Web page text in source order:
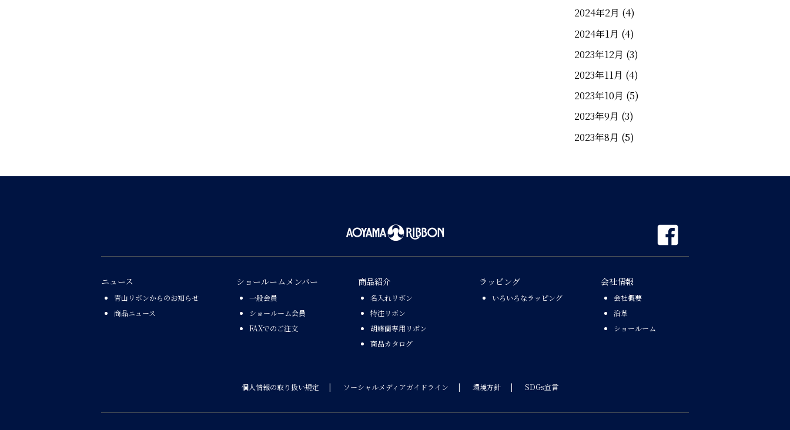
2024年2月 (4)
2024年1月 (4)
2023年12月 (3)
2023年11月 (4)
2023年10月 (5)
2023年9月 (3)
2023年8月 (5)
ニュース
青山リボンからのお知らせ
商品ニュース
ショールームメンバー
一般会員
ショールーム会員
FAXでのご注文
商品紹介
名入れリボン
特注リボン
胡蝶蘭専用リボン
商品カタログ
ラッピング
いろいろなラッピング
会社情報
会社概要
沿革
ショールーム
個人情報の取り扱い規定 ソーシャルメディアガイドライン 環境方針 SDGs宣言